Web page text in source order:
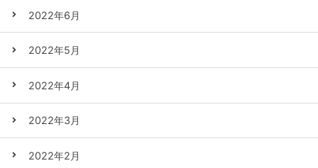
2022年6月
2022年5月
2022年4月
2022年3月
2022年2月